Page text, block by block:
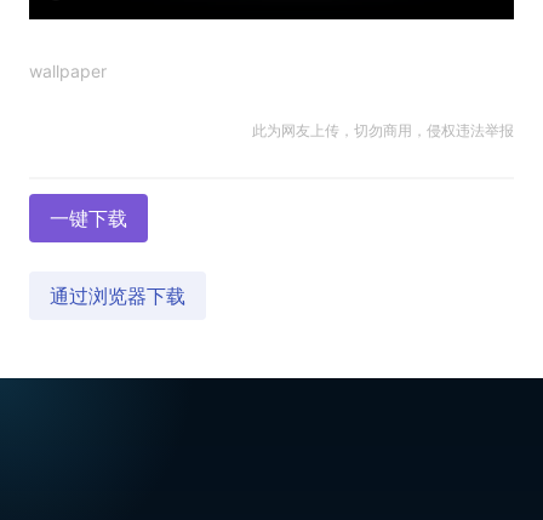
wallpaper
此为网友上传，切勿商用，侵权违法举报
一键下载
通过浏览器下载